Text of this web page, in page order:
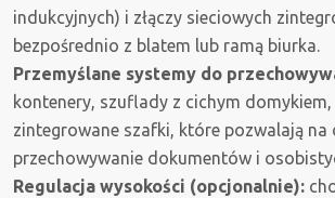
indukcyjnych) i złączy sieciowych
bezpośrednio z blatem lub ramą biurka.
Przemyślane systemy do
kontenery, szuflady z cichym
zintegrowane szafki, które pozwalają na
przechowywanie dokumentów i
Regulacja wysokości (opcjonalnie):